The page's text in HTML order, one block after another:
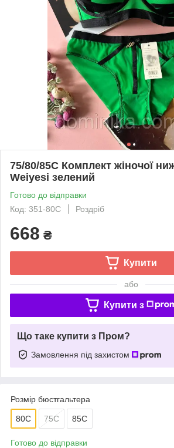
75/80/85С Комплект жіночої
Weiyesi зелений
Готово до відправки
Код: 351-80C
Роздріб
668 ₴
Купити
або
Купити з
Що таке купити з Пром?
Замовлення під захистом
Розмір бюстгальтера
80C 75C 85C
Готово до відправки